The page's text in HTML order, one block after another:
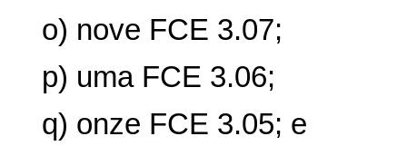
o) nove FCE 3.07;
p) uma FCE 3.06;
q) onze FCE 3.05; e